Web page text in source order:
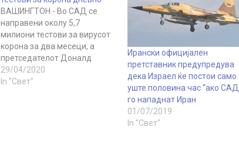
ВАШИНГТОН - Во САД се
направени околу 5,7
милиони тестови за вирусот
корона за два месеци, а
претседателот Доналд
Трамп најавува дека наскоро
ќе бидат правени пет
29/04/2020
In "Свет"
Ирански официјален
претставник предупредува
дека Израел ќе постои само
уште половина час “ако САД
го нападнат Иран
01/07/2019
In "Свет"